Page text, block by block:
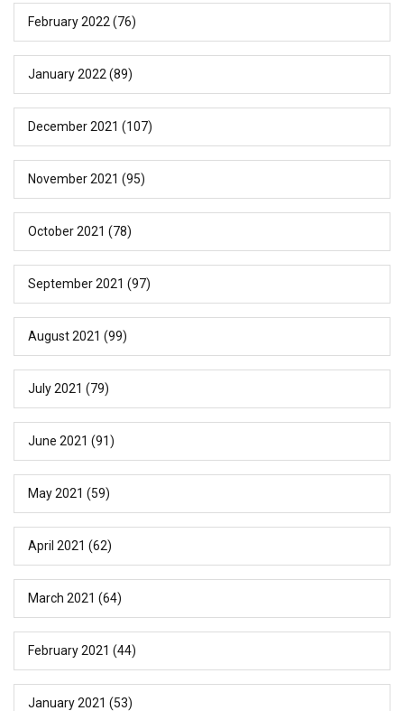
February 2022 (76)
January 2022 (89)
December 2021 (107)
November 2021 (95)
October 2021 (78)
September 2021 (97)
August 2021 (99)
July 2021 (79)
June 2021 (91)
May 2021 (59)
April 2021 (62)
March 2021 (64)
February 2021 (44)
January 2021 (53)